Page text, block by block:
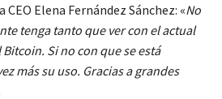
Elena Fernández Sánchez: «No
tenga tanto que ver con el actual
Si no con que se está
más su uso. Gracias a grandes